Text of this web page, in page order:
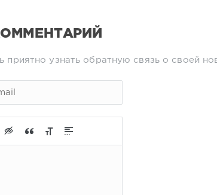
приятно узнать обратную связь о своей